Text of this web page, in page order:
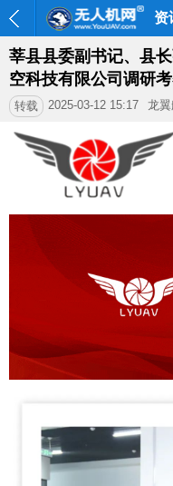
资
莘县县委副书记、县
空科技有限公司调研
转载 2025-03-12 15:17 龙